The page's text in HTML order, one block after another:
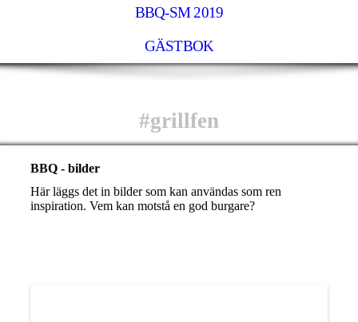
BBQ-SM 2019
GÄSTBOK
#grillfen
BBQ - bilder
Här läggs det in bilder som kan användas som ren
inspiration. Vem kan motstå en god burgare?